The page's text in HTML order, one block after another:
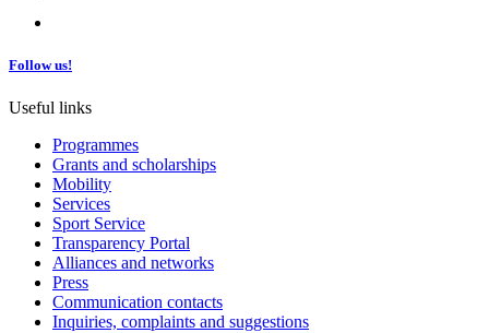
Follow us!
Useful links
Programmes
Grants and scholarships
Mobility
Services
Sport Service
Transparency Portal
Alliances and networks
Press
Communication contacts
Inquiries, complaints and suggestions